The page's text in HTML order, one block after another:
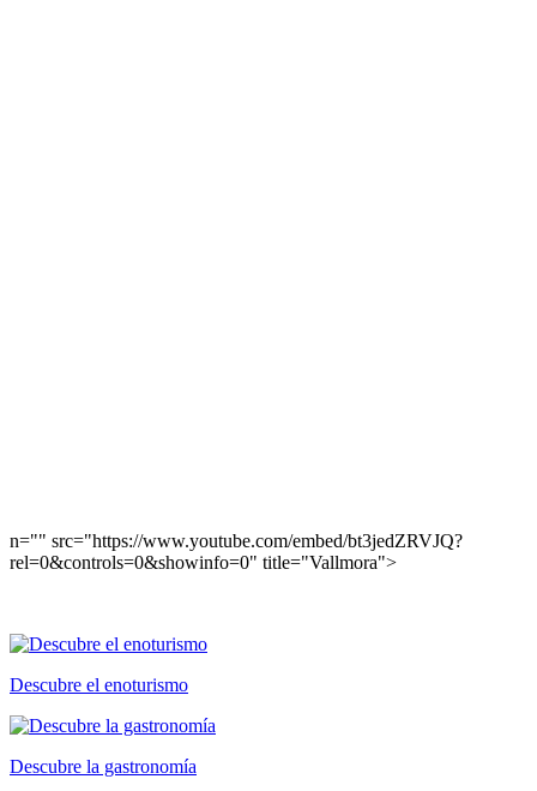
n="" src="https://www.youtube.com/embed/bt3jedZRVJQ?
rel=0&controls=0&showinfo=0" title="Vallmora">
Descubre el enoturismo
Descubre la gastronomía